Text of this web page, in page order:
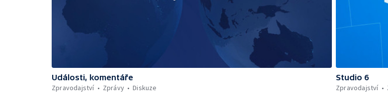
Události, komentáře
Zpravodajství
Zprávy Diskuze
Studio 6
Zpravodajství